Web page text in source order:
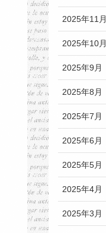
2025年11月
2025年10月
2025年9月
2025年8月
2025年7月
2025年6月
2025年5月
2025年4月
2025年3月